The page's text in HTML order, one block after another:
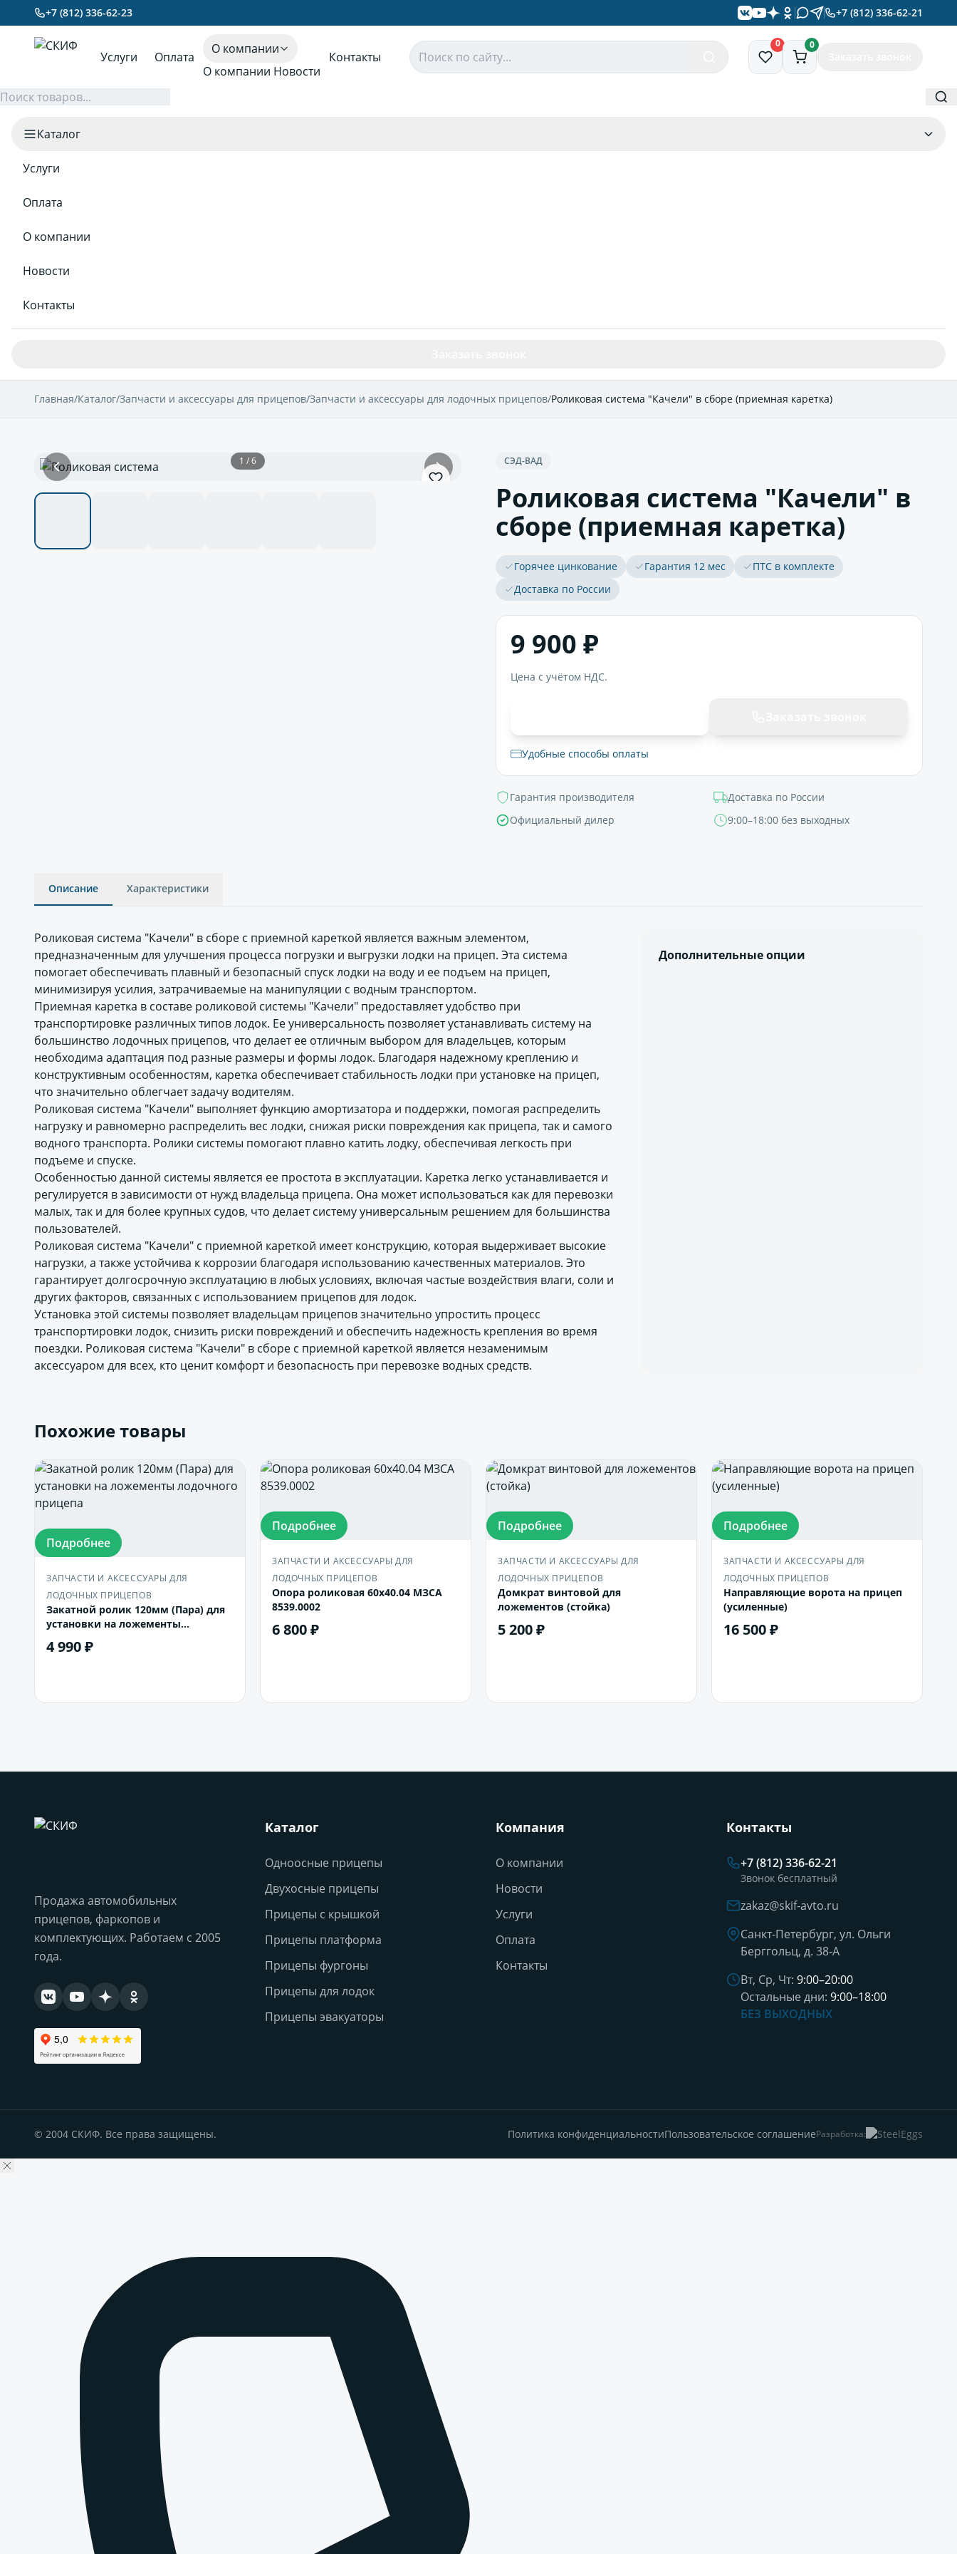
+7 (812) 336-62-23 +7 (812) 336-62-21
Услуги Оплата
О компании
О компании Новости
Контакты
0 0
Каталог
Услуги
Оплата
О компании
Новости
Контакты
Главная/Каталог/Запчасти и аксессуары для прицепов/Запчасти и аксессуары для лодочных прицепов/Роликовая система "Качели" в сборе (приемная каретка)
1 / 6 СЭД-ВАД
Роликовая система "Качели" в
сборе (приемная каретка)
Горячее цинкование Гарантия 12 мес
ПТС в комплекте
Доставка по России
9 900 ₽
Цена с учётом НДС.
Удобные способы оплаты
Гарантия производителя
Доставка по России
Официальный дилер
9:00–18:00 без выходных
Описание Характеристики
Роликовая система "Качели" в сборе с приемной кареткой является важным элементом,
предназначенным для улучшения процесса погрузки и выгрузки лодки на прицеп. Эта система
помогает обеспечивать плавный и безопасный спуск лодки на воду и ее подъем на прицеп,
минимизируя усилия, затрачиваемые на манипуляции с водным транспортом.
Приемная каретка в составе роликовой системы "Качели" предоставляет удобство при
транспортировке различных типов лодок. Ее универсальность позволяет устанавливать систему на
большинство лодочных прицепов, что делает ее отличным выбором для владельцев, которым
необходима адаптация под разные размеры и формы лодок. Благодаря надежному креплению и
конструктивным особенностям, каретка обеспечивает стабильность лодки при установке на прицеп,
что значительно облегчает задачу водителям.
Роликовая система "Качели" выполняет функцию амортизатора и поддержки, помогая распределить
нагрузку и равномерно распределить вес лодки, снижая риски повреждения как прицепа, так и самого
водного транспорта. Ролики системы помогают плавно катить лодку, обеспечивая легкость при
подъеме и спуске.
Особенностью данной системы является ее простота в эксплуатации. Каретка легко устанавливается и
регулируется в зависимости от нужд владельца прицепа. Она может использоваться как для перевозки
малых, так и для более крупных судов, что делает систему универсальным решением для большинства
пользователей.
Роликовая система "Качели" с приемной кареткой имеет конструкцию, которая выдерживает высокие
нагрузки, а также устойчива к коррозии благодаря использованию качественных материалов. Это
гарантирует долгосрочную эксплуатацию в любых условиях, включая частые воздействия влаги, соли и
других факторов, связанных с использованием прицепов для лодок.
Установка этой системы позволяет владельцам прицепов значительно упростить процесс
транспортировки лодок, снизить риски повреждений и обеспечить надежность крепления во время
поездки. Роликовая система "Качели" в сборе с приемной кареткой является незаменимым
аксессуаром для всех, кто ценит комфорт и безопасность при перевозке водных средств.
Дополнительные опции
Похожие товары
Подробнее
ЗАПЧАСТИ И АКСЕССУАРЫ ДЛЯ
ЛОДОЧНЫХ ПРИЦЕПОВ
Закатной ролик 120мм (Пара) для
установки на ложементы
4 990 ₽
Подробнее
ЗАПЧАСТИ И АКСЕССУАРЫ ДЛЯ
ЛОДОЧНЫХ ПРИЦЕПОВ
Опора роликовая 60х40.04 МЗСА
8539.0002
6 800 ₽
Подробнее
ЗАПЧАСТИ И АКСЕССУАРЫ ДЛЯ
ЛОДОЧНЫХ ПРИЦЕПОВ
Домкрат винтовой для
ложементов (стойка)
5 200 ₽
Подробнее
ЗАПЧАСТИ И АКСЕССУАРЫ ДЛЯ
ЛОДОЧНЫХ ПРИЦЕПОВ
Направляющие ворота на прицеп
(усиленные)
16 500 ₽
Продажа автомобильных
прицепов, фаркопов и
комплектующих. Работаем с 2005
года.
Каталог
Одноосные прицепы
Двухосные прицепы
Прицепы с крышкой
Прицепы платформа
Прицепы фургоны
Прицепы для лодок
Прицепы эвакуаторы
Компания
О компании
Новости
Услуги
Оплата
Контакты
Контакты
+7 (812) 336-62-21
Звонок бесплатный
zakaz@skif-avto.ru
Санкт-Петербург, ул. Ольги
Берггольц, д. 38-А
Вт, Ср, Чт: 9:00–20:00
Остальные дни: 9:00–18:00
БЕЗ ВЫХОДНЫХ
© 2004 СКИФ. Все права защищены. Политика конфиденциальностиПользовательское соглашениеРазработка: